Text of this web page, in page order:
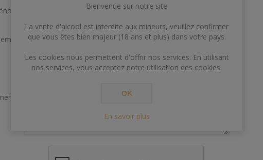
Bienvenue sur notre site
La vente d'alcool est interdite aux mineurs, veuillez confirmer
que vous êtes bien majeur (18 ans et plus) dans votre pays.
Les cookies nous permettent d'offrir nos services. En utilisant
nos services, vous acceptez notre utilisation des cookies.
OK
En savoir plus